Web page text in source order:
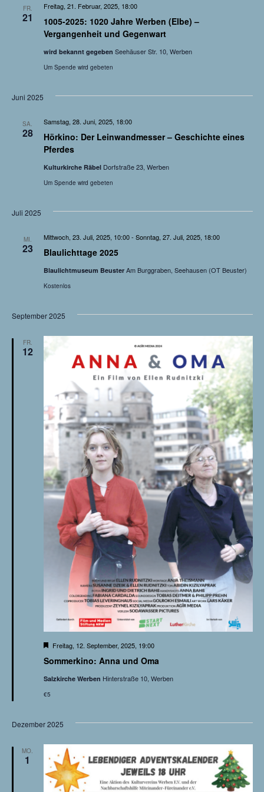
FR.
21
1005-2025: 1020 Jahre Werben (Elbe) –
Vergangenheit und Gegenwart
Freitag, 21. Februar, 2025, 18:00
wird bekannt gegeben Seehäuser Str. 10, Werben
Um Spende wird gebeten
Juni 2025
SA.
28
Hörkino: Der Leinwandmesser – Geschichte eines
Pferdes
Samstag, 28. Juni, 2025, 18:00
Kulturkirche Räbel Dorfstraße 23, Werben
Um Spende wird gebeten
Juli 2025
MI.
23 Blaulichttage 2025
Mittwoch, 23. Juli, 2025, 10:00- Sonntag, 27. Juli, 2025, 18:00
Blaulichtmuseum Beuster Am Burggraben, Seehausen (OT Beuster)
Kostenlos
September 2025
FR.
12
Sommerkino: Anna und Oma
H
r
o
o
Freitag, 12. September, 2025, 19:00
Salzkirche Werben Hinterstraße 10, Werben
€5
Dezember 2025
MO.
1